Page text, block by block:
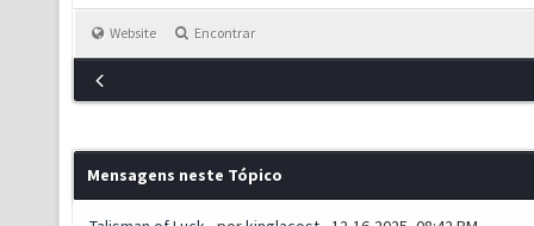
Website Encontrar
Mensagens neste Tópico